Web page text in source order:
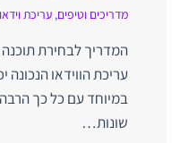
מדריכים וטיפים, עריכת וידאו
המדריך לבחירת תוכנה
עריכת הווידאו
במיוחד עם כל כך
שונות…